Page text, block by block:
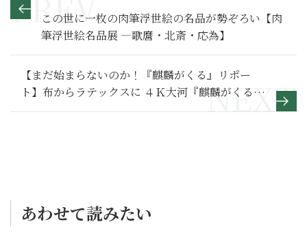
この世に一枚の肉筆浮世絵の名品が勢ぞろい【肉
筆浮世絵名品展 ―歌麿・北斎・応為】
【まだ始まらないのか！『麒麟がくる』リポー
ト】布からラテックスに ４Ｋ大河『麒麟がくる』
かつらの進化が止まらない
あわせて読みたい